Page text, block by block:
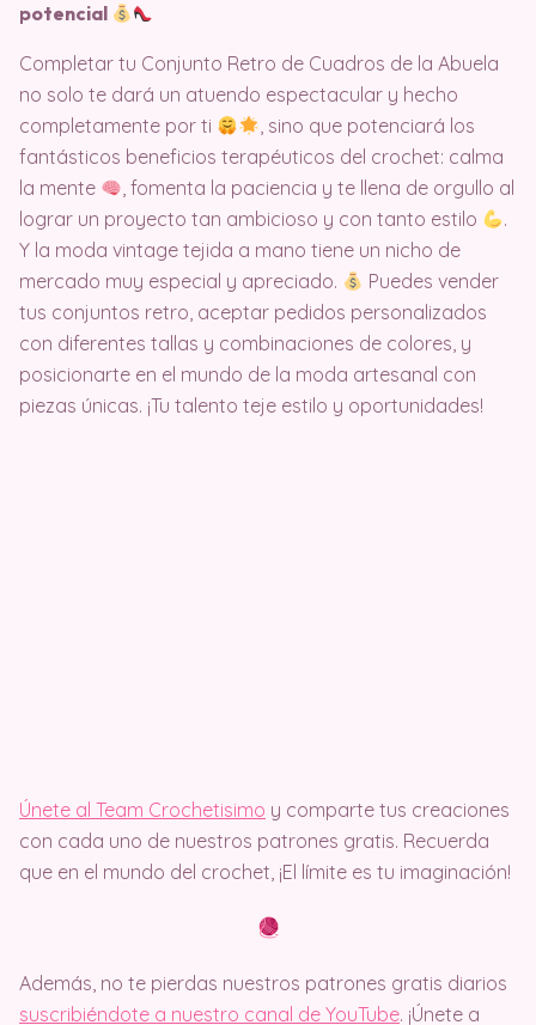
potencial
Completar tu Conjunto Retro de Cuadros de la Abuela
no solo te dará un atuendo espectacular y hecho
completamente por ti
, sino que potenciará los
fantásticos beneficios terapéuticos del crochet: calma
la mente
, fomenta la paciencia y te llena de orgullo al
lograr un proyecto tan ambicioso y con tanto estilo
.
Y la moda vintage tejida a mano tiene un nicho de
mercado muy especial y apreciado.
Puedes vender
tus conjuntos retro, aceptar pedidos personalizados
con diferentes tallas y combinaciones de colores, y
posicionarte en el mundo de la moda artesanal con
piezas únicas. ¡Tu talento teje estilo y oportunidades!
Únete al Team Crochetisimo y comparte tus creaciones
con cada uno de nuestros patrones gratis. Recuerda
que en el mundo del crochet, ¡El límite es tu imaginación!
Además, no te pierdas nuestros patrones gratis diarios
suscribiéndote a nuestro canal de YouTube. ¡Únete a